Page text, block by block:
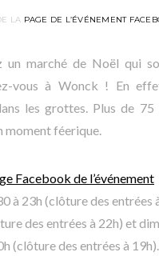
LA PAGE DE L’ÉVÉNEMENT
un marché de Noël qui
vous à Wonck ! En
les grottes. Plus de 75
moment féerique.
Facebook de l’événement
à 23h (clôture des entrées
des entrées à 22h) et
(clôture des entrées à 19h).